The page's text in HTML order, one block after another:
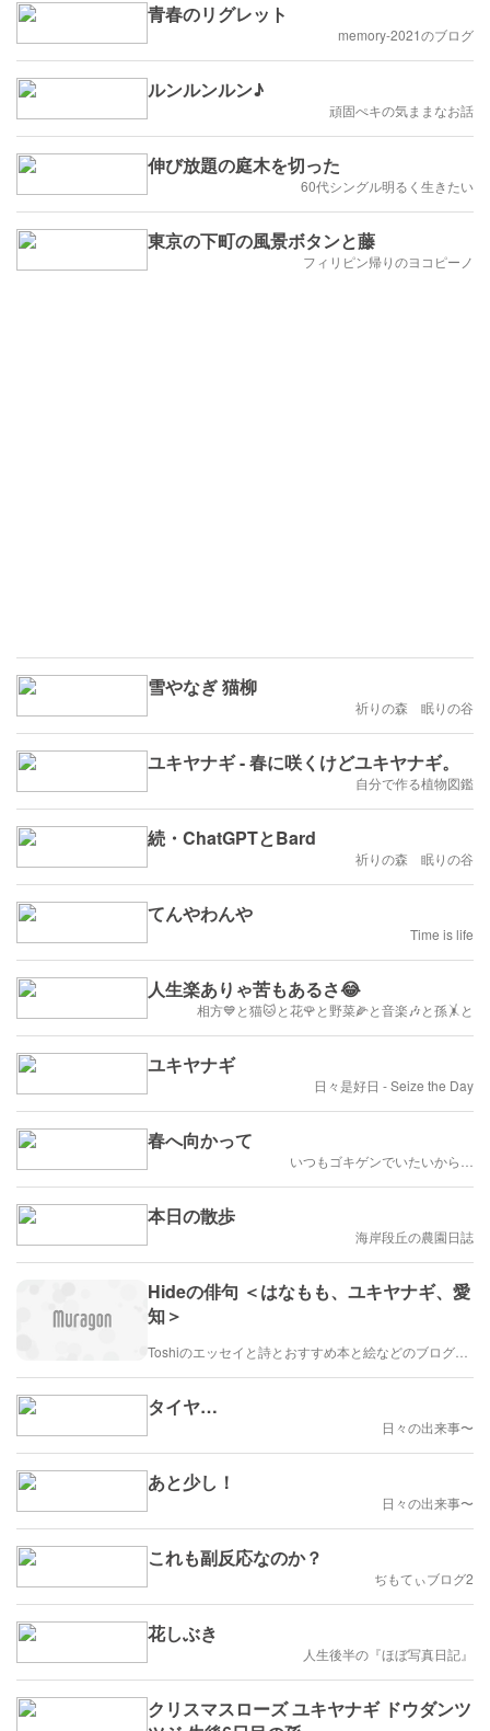
青春のリグレット
memory-2021のブログ
ルンルンルン♪
頑固ぺキの気ままなお話
伸び放題の庭木を切った
60代シングル明るく生きたい
東京の下町の風景ボタンと藤
フィリピン帰りのヨコピーノ
雪やなぎ 猫柳
祈りの森 眠りの谷
ユキヤナギ - 春に咲くけどユキヤナギ。
自分で作る植物図鑑
続・ChatGPTとBard
祈りの森 眠りの谷
てんやわんや
Time is life
人生楽ありゃ苦もあるさ😂
相方💙と猫🐱と花🌹と野菜🌽と音楽🎶と孫🤸と
ユキヤナギ
日々是好日 - Seize the Day
春へ向かって
いつもゴキゲンでいたいから…
本日の散歩
海岸段丘の農園日誌
Hideの俳句 ＜はなもも、ユキヤナギ、愛
知＞
タイヤ…
日々の出来事〜
あと少し！
日々の出来事〜
これも副反応なのか？
ぢもてぃブログ2
花しぶき
人生後半の『ほぼ写真日記』
クリスマスローズ ユキヤナギ ドウダンツ